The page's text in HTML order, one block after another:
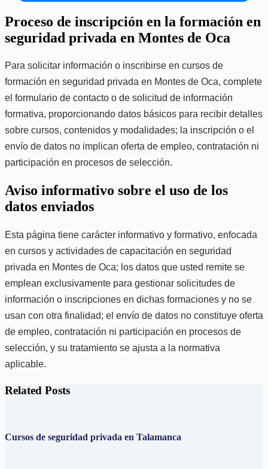
Proceso de inscripción en la formación en
seguridad privada en Montes de Oca
Para solicitar información o inscribirse en cursos de
formación en seguridad privada en Montes de Oca, complete
el formulario de contacto o de solicitud de información
formativa, proporcionando datos básicos para recibir detalles
sobre cursos, contenidos y modalidades; la inscripción o el
envío de datos no implican oferta de empleo, contratación ni
participación en procesos de selección.
Aviso informativo sobre el uso de los
datos enviados
Esta página tiene carácter informativo y formativo, enfocada
en cursos y actividades de capacitación en seguridad
privada en Montes de Oca; los datos que usted remite se
emplean exclusivamente para gestionar solicitudes de
información o inscripciones en dichas formaciones y no se
usan con otra finalidad; el envío de datos no constituye oferta
de empleo, contratación ni participación en procesos de
selección, y su tratamiento se ajusta a la normativa
aplicable.
Related Posts
Cursos de seguridad privada en Talamanca